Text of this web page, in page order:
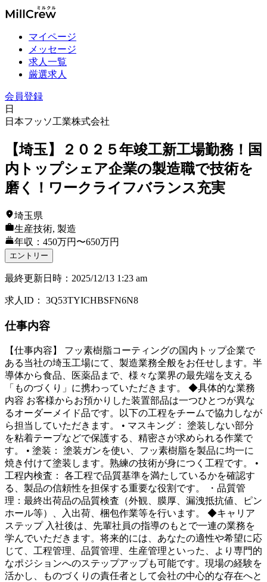
マイページ
メッセージ
求人一覧
厳選求人
会員登録
日
日本フッソ工業株式会社
【埼玉】２０２５年竣工新工場勤務！国
内トップシェア企業の製造職で技術を
磨く！ワークライフバランス充実
埼玉県
生産技術, 製造
年収：450万円〜650万円
エントリー
最終更新日時 ： 2025/12/13 1:23 am
求人ID ： 3Q53TYICHBSFN6N8
仕事内容
【仕事内容】 フッ素樹脂コーティングの国内トップ企業で
ある当社の埼玉工場にて、製造業務全般をお任せします。半
導体から食品、医薬品まで、様々な業界の最先端を支える
「ものづくり」に携わっていただきます。 ◆具体的な業務
内容 お客様からお預かりした装置部品は一つひとつが異な
るオーダーメイド品です。以下の工程をチームで協力しなが
ら担当していただきます。 • マスキング： 塗装しない部分
を粘着テープなどで保護する、精密さが求められる作業で
す。 • 塗装： 塗装ガンを使い、フッ素樹脂を製品に均一に
焼き付けて塗装します。熟練の技術が身につく工程です。 •
工程内検査： 各工程で品質基準を満たしているかを確認す
る、製品の信頼性を担保する重要な役割です。 ・品質管
理：最終出荷品の品質検査（外観、膜厚、漏洩抵抗値、ピン
ホール等）、入出荷、梱包作業等を行います。 ◆キャリア
ステップ 入社後は、先輩社員の指導のもとで一連の業務を
学んでいただきます。将来的には、あなたの適性や希望に応
じて、工程管理、品質管理、生産管理といった、より専門的
なポジションへのステップアップも可能です。現場の経験を
活かし、ものづくりの責任者として会社の中心的な存在へと